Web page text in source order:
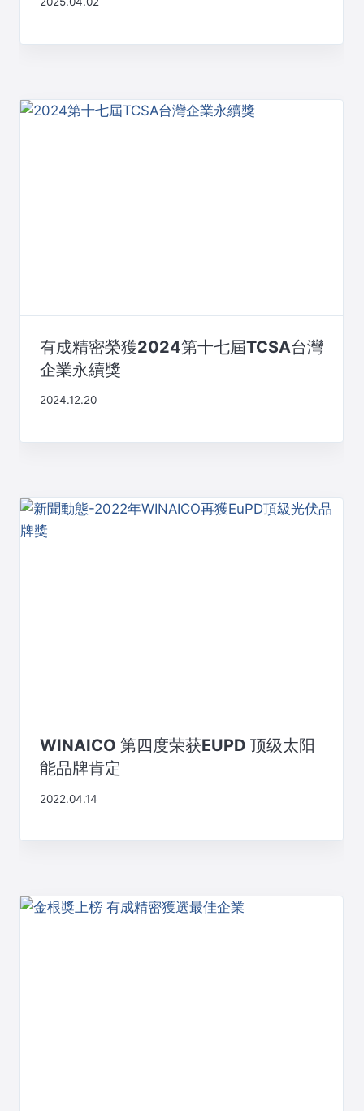
有成精密榮獲2024第十七屆TCSA台灣
企業永續獎
2024.12.20
WINAICO 第四度荣获EUPD 顶级太阳
能品牌肯定
2022.04.14